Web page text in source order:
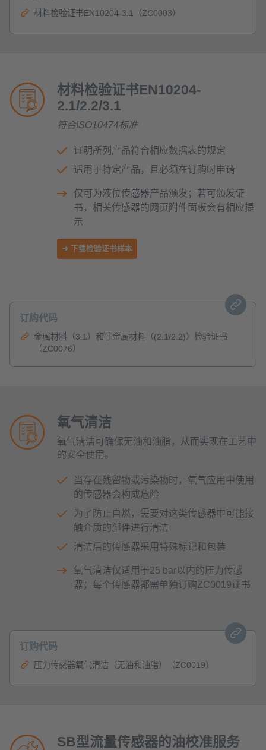
材料检验证书EN10204-3.1（ZC0003）
材料检验证书EN10204-
2.1/2.2/3.1
符合ISO10474标准
证明所列产品符合相应数据表的规定
适用于特定产品，且必须在订购时申请
仅可为液位传感器产品颁发；若可颁发证
书，相关传感器的网页附件面板会有相应提
示
➜ 下载检验证书样本
订购代码
金属材料（3.1）和非金属材料（(2.1/2.2)）检验证书
（ZC0076）
氧气清洁
氧气清洁可确保无油和油脂，从而实现在工艺中
的安全使用。
当存在残留物或污染物时，氧气应用中使用
的传感器会构成危险
为了防止自燃，需要对这类传感器中可能接
触介质的部件进行清洁
清洁后的传感器采用特殊标记和包装
氧气清洁仅适用于25 bar以内的压力传感
器；每个传感器都需单独订购ZC0019证书
订购代码
压力传感器氧气清洁（无油和油脂）（ZC0019）
SB型流量传感器的油校准服务